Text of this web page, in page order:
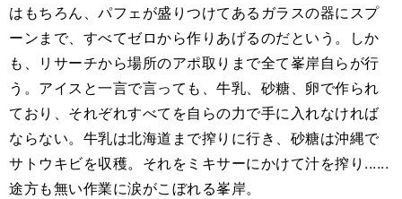
はもちろん、パフェが盛りつけてあるガラスの器にスプ
ーンまで、すべてゼロから作りあげるのだという。しか
も、リサーチから場所のアポ取りまで全て峯岸自らが行
う。アイスと一言で言っても、牛乳、砂糖、卵で作られ
ており、それぞれすべてを自らの力で手に入れなければ
ならない。牛乳は北海道まで搾りに行き、砂糖は沖縄で
サトウキビを収穫。それをミキサーにかけて汁を搾り......
途方も無い作業に涙がこぼれる峯岸。